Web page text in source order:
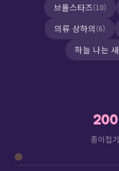
브롤스타즈(10)
의류 상하의 (6)
하늘 나는 새
200
종이접기